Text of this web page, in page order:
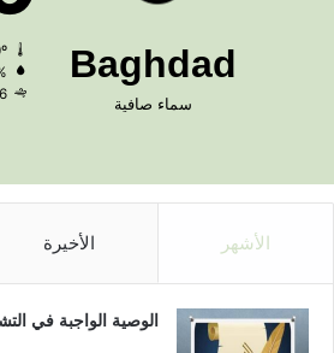
Baghdad
سماء صافية
الأشهر الأخيرة
الوصية الواجبة في